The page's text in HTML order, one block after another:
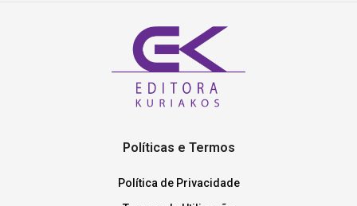
Políticas e Termos
Política de Privacidade